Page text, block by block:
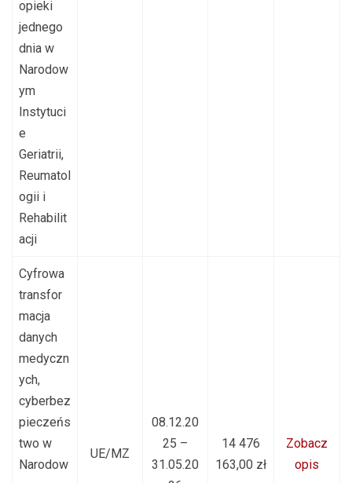
opieki
jednego
dnia w
Narodow
ym
Instytuci
e
Geriatrii,
Reumatol
ogii i
Rehabilit
acji
Cyfrowa
transfor
macja
danych
medyczn
ych,
cyberbez
pieczeńs
two w
Narodow
UE/MZ
08.12.20
25 –
31.05.20
14 476
163,00 zł
Zobacz
opis